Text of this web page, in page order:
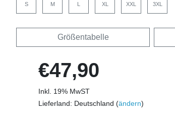
S M L XL XXL 3XL
Größentabelle
€47,90
Inkl. 19% MwST
Lieferland: Deutschland (ändern)